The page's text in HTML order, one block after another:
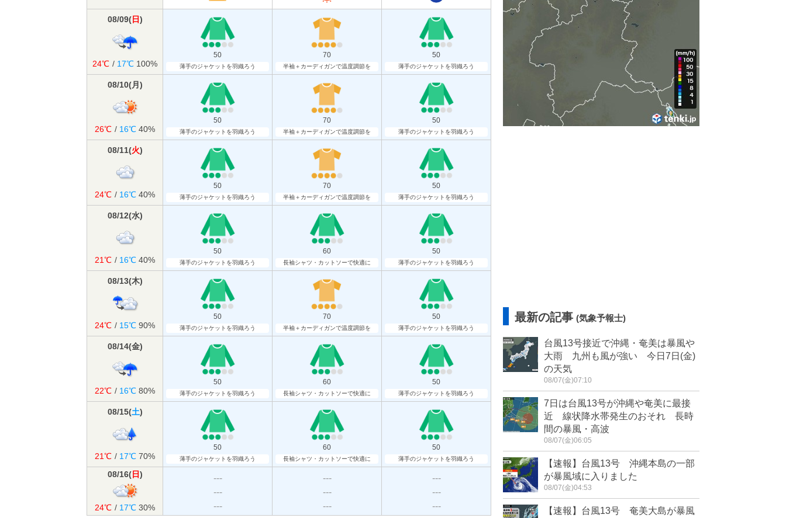
08/09(日)
50
薄手のジャケットを羽織ろう
70
半袖＋カーディガンで温度調節を
50
薄手のジャケットを羽織ろう
24℃ / 17℃ 100%
08/10(月 )
50
薄手のジャケットを羽織ろう
70
半袖＋カーディガンで温度調節を
50
薄手のジャケットを羽織ろう
26℃ / 16℃ 40%
08/11(火)
50
薄手のジャケットを羽織ろう
70
半袖＋カーディガンで温度調節を
50
薄手のジャケットを羽織ろう
24℃ / 16℃ 40%
08/12(水)
50
薄手のジャケットを羽織ろう
60
長袖シャツ・カットソーで快適に
50
薄手のジャケットを羽織ろう
21℃ / 16℃ 40%
08/13(木)
50
薄手のジャケットを羽織ろう
70
半袖＋カーディガンで温度調節を
50
薄手のジャケットを羽織ろう
24℃ / 15℃ 90%
08/14(金)
50
薄手のジャケットを羽織ろう
60
長袖シャツ・カットソーで快適に
50
薄手のジャケットを羽織ろう
22℃ / 16℃ 80%
08/15(土)
50
薄手のジャケットを羽織ろう
60
長袖シャツ・カットソーで快適に
50
薄手のジャケットを羽織ろう
21℃ / 17℃ 70%
08/16(日)
---
---
---
---
---
---
---
---
---
24℃ / 17℃ 30%
最新の記事 (気象予報士)
台風13号接近で沖縄・奄美は暴風や
大雨 九州も風が強い 今日7日(金)
の天気
08/07(金)07:10
7日は台風13号が沖縄や奄美に最接
近 線状降水帯発生のおそれ 長時
間の暴風・高波
08/07(金)06:05
【速報】台風13号 沖縄本島の一部
が暴風域に入りました
08/07(金)04:53
【速報】台風13号 奄美大島が暴風